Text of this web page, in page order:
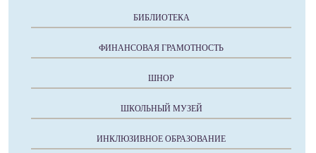
БИБЛИОТЕКА
ФИНАНСОВАЯ ГРАМОТНОСТЬ
ШНОР
ШКОЛЬНЫЙ МУЗЕЙ
ИНКЛЮЗИВНОЕ ОБРАЗОВАНИЕ